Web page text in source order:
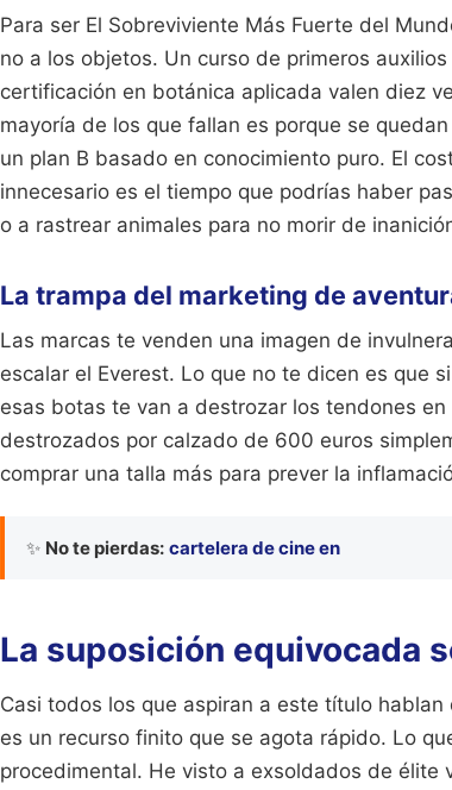
Para ser El Sobreviviente Más Fuerte del
no a los objetos. Un curso de primeros
certificación en botánica aplicada valen diez
mayoría de los que fallan es porque se
un plan B basado en conocimiento puro. El
innecesario es el tiempo que podrías haber
o a rastrear animales para no morir de
La trampa del marketing de
Las marcas te venden una imagen de
escalar el Everest. Lo que no te dicen es que
esas botas te van a destrozar los tendones
destrozados por calzado de 600 euros
comprar una talla más para prever la
✨ No te pierdas: cartelera de cine en
La suposición equivocada
Casi todos los que aspiran a este título
es un recurso finito que se agota rápido. Lo
procedimental. He visto a exsoldados de